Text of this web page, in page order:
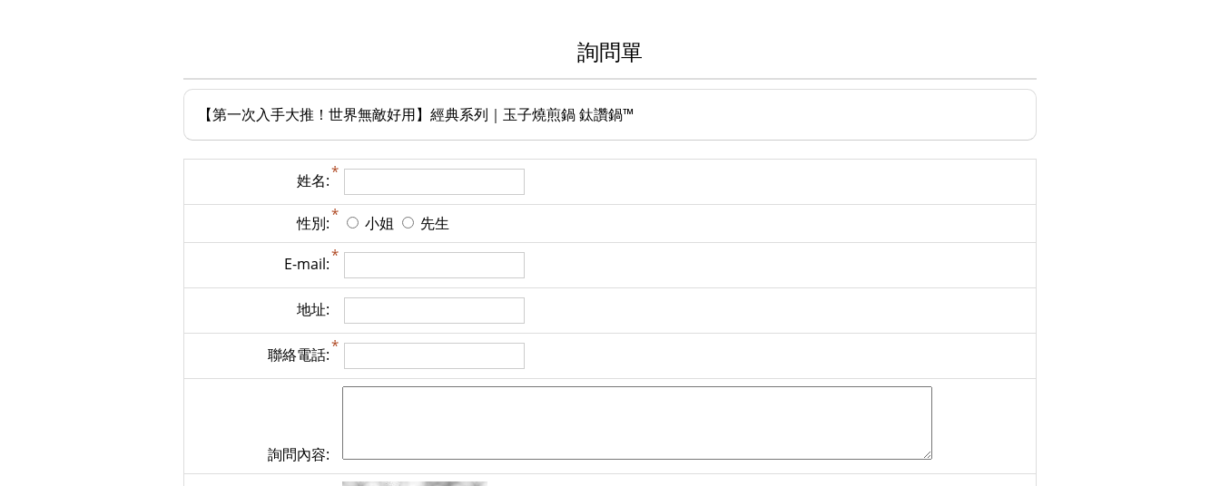
詢問單
【第一次入手大推！世界無敵好用】經典系列｜玉子燒煎鍋 鈦讚鍋™
姓名:
性別: 小姐 先生
E-mail:
地址:
聯絡電話:
詢問內容: